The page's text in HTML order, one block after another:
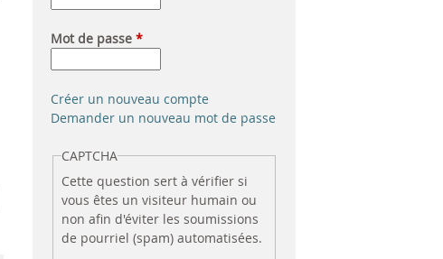
e
c
h
e
r
c
h
Mot de passe*
Créer un nouveau compte
Demander un nouveau mot de passe
CAPTCHA
Cette question sert à vérifier si
vous êtes un visiteur humain ou
non afin d'éviter les soumissions
de pourriel (spam) automatisées.